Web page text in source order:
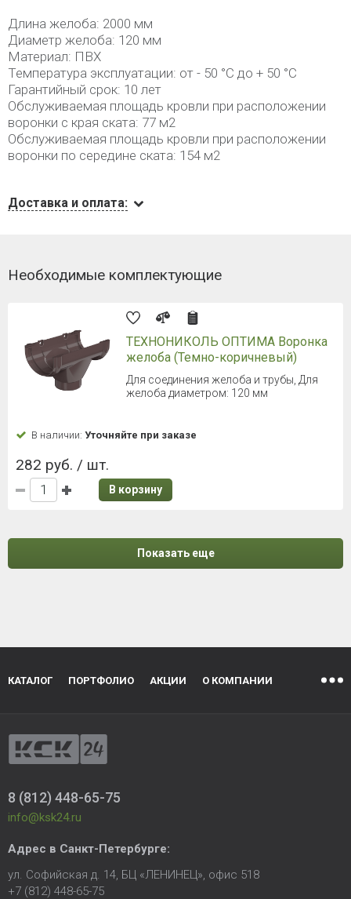
Длина желоба: 2000 мм
Диаметр желоба: 120 мм
Материал: ПВХ
Температура эксплуатации: от - 50 °C до + 50 °C
Гарантийный срок: 10 лет
Обслуживаемая площадь кровли при расположении
воронки с края ската: 77 м2
Обслуживаемая площадь кровли при расположении
воронки по середине ската: 154 м2
Доставка и оплата:
Необходимые комплектующие
ТЕХНОНИКОЛЬ ОПТИМА Воронка
желоба (Темно-коричневый)
Для соединения желоба и трубы, Для
желоба диаметром: 120 мм
В наличии: Уточняйте при заказе
282 руб. / шт.
В корзину
Показать еще
КАТАЛОГ ПОРТФОЛИО АКЦИИ О КОМПАНИИ
8 (812) 448-65-75
info@ksk24.ru
Адрес в Санкт-Петербурге:
ул. Софийская д. 14, БЦ «ЛЕНИНЕЦ», офис 518
+7 (812) 448-65-75